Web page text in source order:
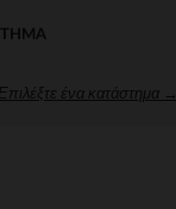
Επιλέξτε ένα κατάστημα →